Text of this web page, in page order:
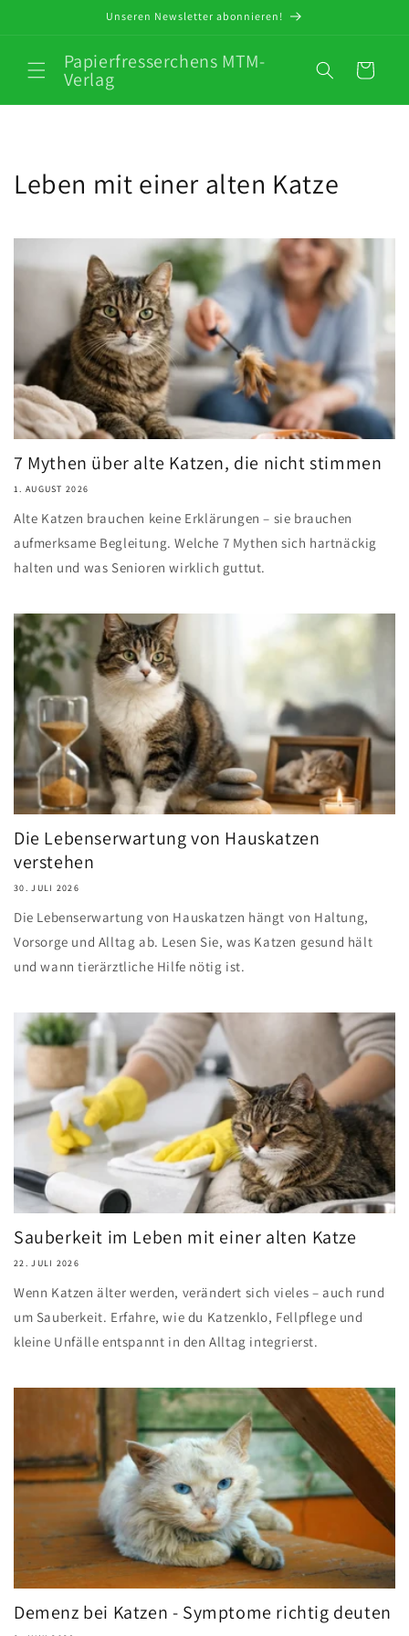
Unseren Newsletter abonnieren!
Papierfresserchens MTM-
Verlag Warenkorb
Leben mit einer alten Katze
7 Mythen über alte Katzen, die nicht stimmen
1. AUGUST 2026
Alte Katzen brauchen keine Erklärungen – sie brauchen
aufmerksame Begleitung. Welche 7 Mythen sich hartnäckig
halten und was Senioren wirklich guttut.
Die Lebenserwartung von Hauskatzen
verstehen
30. JULI 2026
Die Lebenserwartung von Hauskatzen hängt von Haltung,
Vorsorge und Alltag ab. Lesen Sie, was Katzen gesund hält
und wann tierärztliche Hilfe nötig ist.
Sauberkeit im Leben mit einer alten Katze
22. JULI 2026
Wenn Katzen älter werden, verändert sich vieles – auch rund
um Sauberkeit. Erfahre, wie du Katzenklo, Fellpflege und
kleine Unfälle entspannt in den Alltag integrierst.
Demenz bei Katzen - Symptome richtig deuten